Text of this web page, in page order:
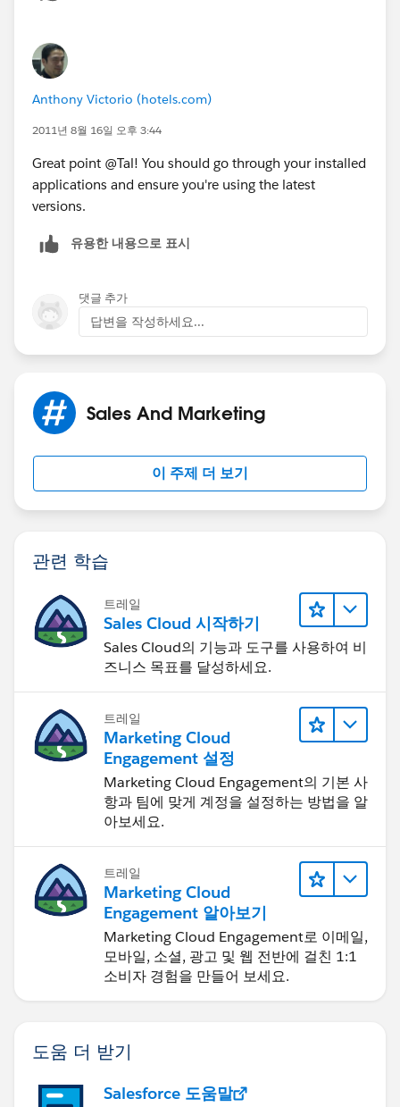
Anthony Victorio (hotels.com)
2011년 8월 16일 오후 3:44
Great point @Tal! You should go through your installed
applications and ensure you're using the latest
versions.
유용한 내용으로 표시
댓글 추가
답변을 작성하세요...
Sales And Marketing
이 주제 더 보기
관련 학습
트레일
Sales Cloud 시작하기
Sales Cloud의 기능과 도구를 사용하여 비
즈니스 목표를 달성하세요.
트레일
Marketing Cloud
Engagement 설정
Marketing Cloud Engagement의 기본 사
항과 팀에 맞게 계정을 설정하는 방법을 알
아보세요.
트레일
Marketing Cloud
Engagement 알아보기
Marketing Cloud Engagement로 이메일,
모바일, 소셜, 광고 및 웹 전반에 걸친 1:1
소비자 경험을 만들어 보세요.
도움 더 받기
Salesforce 도움말